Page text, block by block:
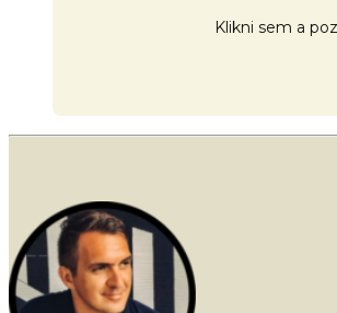
Klikni sem a